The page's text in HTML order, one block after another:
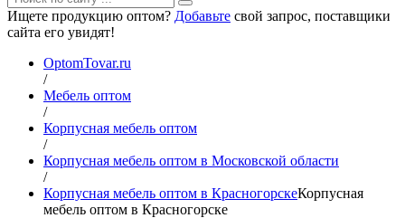
Ищете продукцию оптом? Добавьте свой запрос, поставщики
сайта его увидят!
OptomTovar.ru
/
Мебель оптом
/
Корпусная мебель оптом
/
Корпусная мебель оптом в Московской области
/
Корпусная мебель оптом в КрасногорскеКорпусная
мебель оптом в Красногорске